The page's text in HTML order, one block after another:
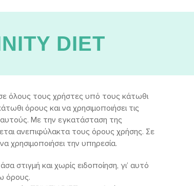
DIET
σε όλους τους χρήστες υπό τους κάτωθι
όρους και να χρησιμοποιήσει τις
Με την εγκατάσταση της
ανεπιφύλακτα τους όρους χρήσης. Σε
την υπηρεσία.
στιγμή και χωρίς ειδοποίηση, γι’ αυτό
όρους.